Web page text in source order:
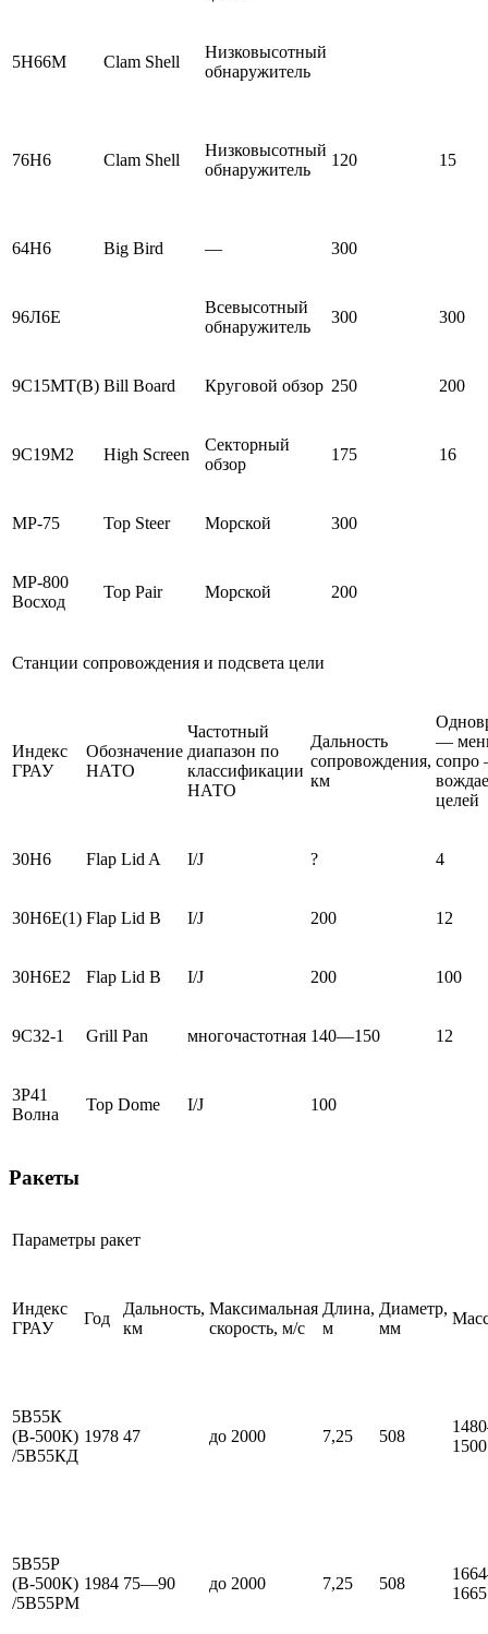
5Н66М Clam Shell
Низковысотный
обнаружитель
76Н6 Clam Shell
Низковысотный
обнаружитель
120 15
64Н6 Big Bird — 300
96Л6Е
Всевысотный
обнаружитель
300 300
9С15МТ(В) Bill Board Круговой обзор 250 200
9С19М2 High Screen
Секторный
обзор
175 16
МР-75 Top Steer Морской 300
МР-800
Восход
Top Pair Морской 200
Станции сопровождения и подсвета цели
Индекс
ГРАУ
Обозначение
НАТО
Частотный
диапазон по
классификации
НАТО
Дальность
сопровождения,
км
—
целей
30Н6 Flap Lid A I/J ? 4
30Н6Е(1) Flap Lid B I/J 200 12
30Н6Е2 Flap Lid B I/J 200 100
9С32-1 Grill Pan многочастотная 140—150 12
3Р41
Волна
Top Dome I/J 100
Ракеты
Параметры ракет
Индекс
ГРАУ
Год
Дальность,
км
Максимальная
скорость, м/c
Длина,
м
Диаметр,
мм
5В55К
(В-500К)
/5В55КД
1978 47 до 2000 7,25 508
1500
5В55Р
(В-500К)
/5В55РМ
1984 75—90 до 2000 7,25 508
1665